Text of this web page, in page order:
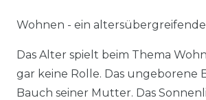
Wohnen - ein
Das Alter spielt beim Thema
gar keine Rolle. Das ungeborene
Bauch seiner Mutter. Das